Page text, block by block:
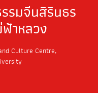
รมจีนสิรินธร
าหลวง
Culture Centre,